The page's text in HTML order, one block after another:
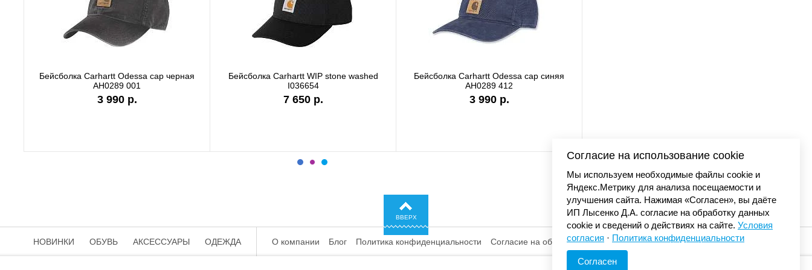
Бейсболка Carhartt Odessa cap серая
Бейсболка Carhartt WIP I028876 black
Бейсболка Carhartt DUNMORE BALL с
сеткой черный 101195 001
ВВЕРХ
© «Элемент». 2013-2026 Все права защищены.
НОВИНКИ ОБУВЬ АКСЕССУАРЫ ОДЕЖДА О компании Блог Политика конфиденциальности Согласие на обработку
Согласие на использование cookie
Мы используем необходимые файлы cookie и
Яндекс.Метрику для анализа посещаемости и
улучшения сайта. Нажимая «Согласен», вы даёте
ИП Лысенко Д.А. согласие на обработку данных
cookie и сведений о действиях на сайте. Условия
согласия · Политика конфиденциальности
Согласен